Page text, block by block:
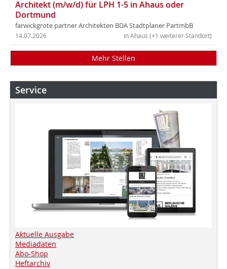
Architekt (m/w/d) für LPH 1-5 in Ahaus oder
Dortmund
farwickgrote partner Architekten BDA Stadtplaner PartmbB
in Ahaus (+1 weiterer Standort)
14.07.2026
Mehr Stellen
Service
Aktuelle Ausgabe
Mediadaten
Abo-Shop
Heftarchiv